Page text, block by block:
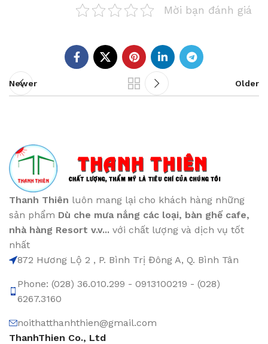
Mời bạn đánh giá
Newer Older
Thanh Thiên luôn mang lại cho khách hàng những
sản phẩm Dù che mưa nắng các loại, bàn ghế cafe,
nhà hàng Resort v.v... với chất lượng và dịch vụ tốt
nhất
872 Hương Lộ 2 , P. Bình Trị Đông A, Q. Bình Tân
Phone: (028) 36.010.299 - 0913100219 - (028)
6267.3160
noithatthanhthien@gmail.com
ThanhThien Co., Ltd